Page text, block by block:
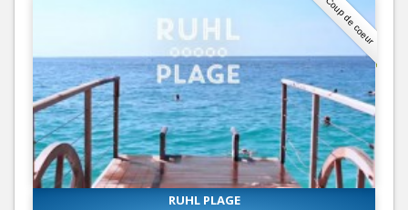
Coup de coeur
RUHL PLAGE